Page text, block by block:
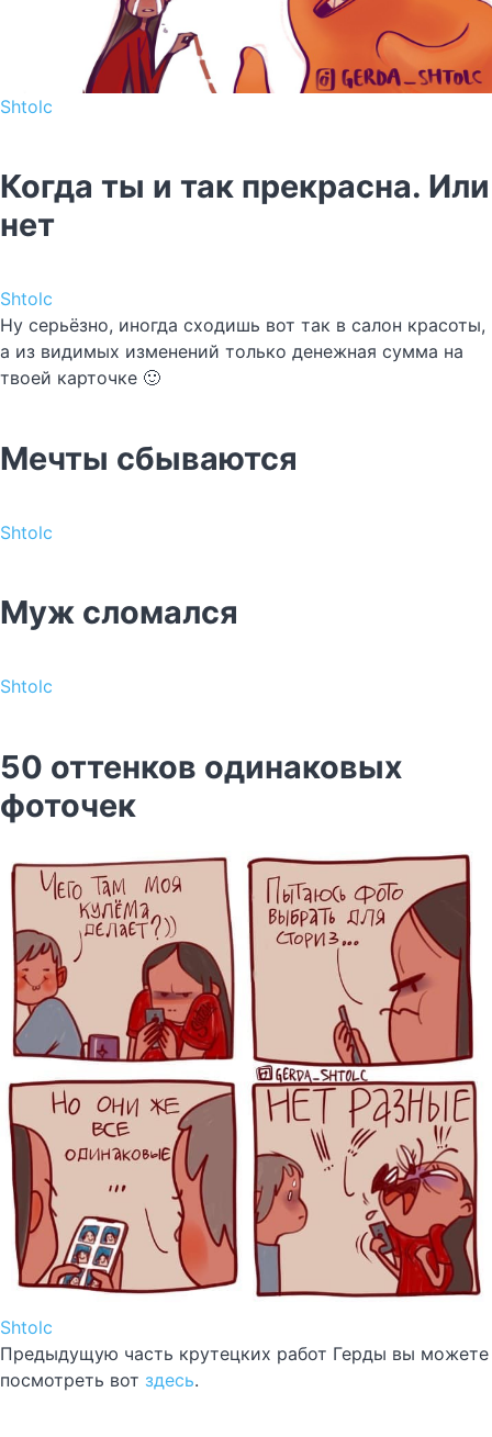
Shtolc
Когда ты и так прекрасна. Или
нет
Shtolc
Ну серьёзно, иногда сходишь вот так в салон красоты,
а из видимых изменений только денежная сумма на
твоей карточке 🙂
Мечты сбываются
Shtolc
Муж сломался
Shtolc
50 оттенков одинаковых
фоточек
Shtolc
Предыдущую часть крутецких работ Герды вы можете
посмотреть вот здесь.